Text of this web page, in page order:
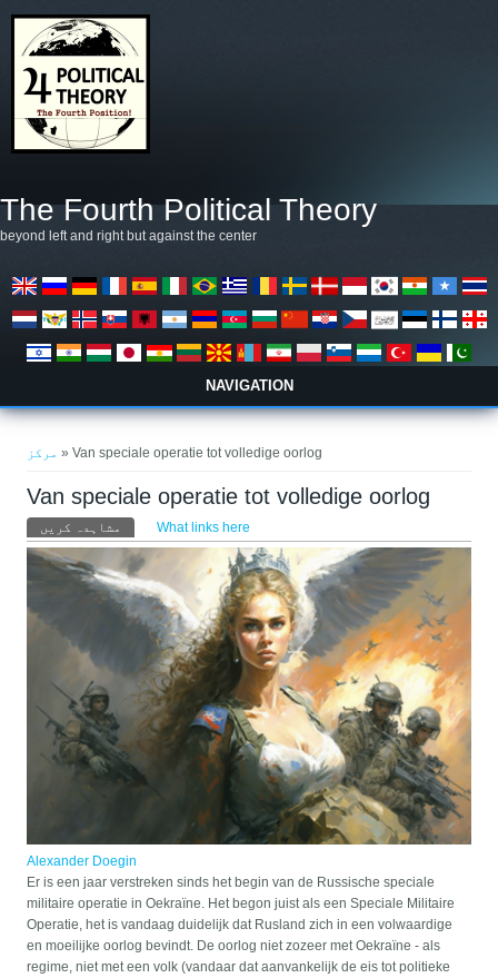
The Fourth Political Theory
beyond left and right but against the center
NAVIGATION
مرکز » Van speciale operatie tot volledige oorlog
Van speciale operatie tot volledige oorlog
Primary tabs
مشاہدہ کریں (ایکٹِو ٹیب)
What links here
Alexander Doegin
Er is een jaar verstreken sinds het begin van de Russische speciale
militaire operatie in Oekraïne. Het begon juist als een Speciale Militaire
Operatie, het is vandaag duidelijk dat Rusland zich in een volwaardige
en moeilijke oorlog bevindt. De oorlog niet zozeer met Oekraïne - als
regime, niet met een volk (vandaar dat aanvankelijk de eis tot politieke